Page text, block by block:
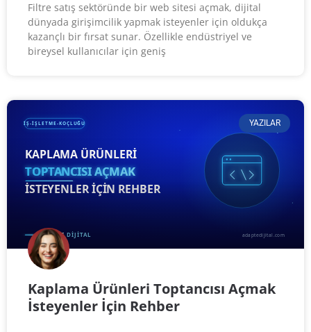
Filtre satış sektöründe bir web sitesi açmak, dijital
dünyada girişimcilik yapmak isteyenler için oldukça
kazançlı bir fırsat sunar. Özellikle endüstriyel ve
bireysel kullanıcılar için geniş
YAZILAR
Kaplama Ürünleri Toptancısı Açmak
İsteyenler İçin Rehber